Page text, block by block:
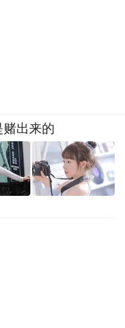
赌出来的